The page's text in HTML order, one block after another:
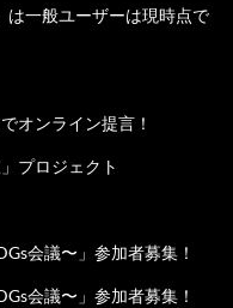
は一般ユーザーは現時点で
オンライン提言！
プロジェクト
会議〜」参加者募集！
会議〜」参加者募集！